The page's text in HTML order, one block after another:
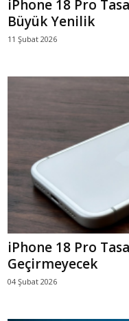
iPhone 18 Pro
Büyük Yenilik
11 Şubat 2026
iPhone 18 Pro
Geçirmeyecek
04 Şubat 2026